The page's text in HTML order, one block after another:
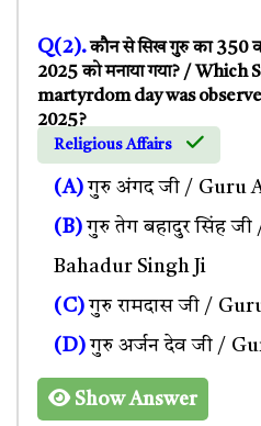
Q(2).कौन से सिख गुरु का 350
2025 को मनाया गया? / Which
martyrdom day was
2025?
Religious Affairs
(A)गुरु अंगद जी / Guru
(B)गुरु तेग बहादुर सिंह
Bahadur Singh Ji
(C)गुरु रामदास जी /
(D)गुरु अर्जन देव जी /
Show Answer